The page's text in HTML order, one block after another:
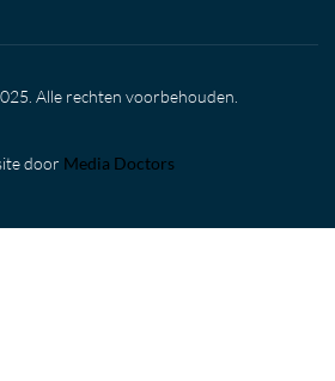
Alle rechten voorbehouden.
door Media Doctors